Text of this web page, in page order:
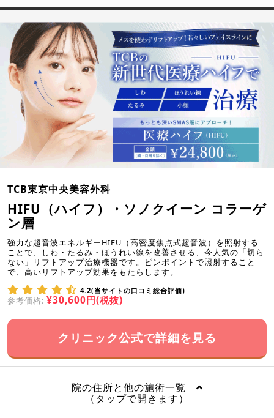
TCB東京中央美容外科
HIFU（ハイフ）・ソノクイーン コラーゲ
ン層
強力な超音波エネルギーHIFU（高密度焦点式超音波）を照射する
ことで、しわ・たるみ・ほうれい線を改善させる、今人気の「切ら
ない」リフトアップ治療機器です。ピンポイントで照射すること
で、高いリフトアップ効果をもたらします。
4.2(当サイトの口コミ総合評価)
参考価格: ¥30,600円(税抜)
クリニック公式で詳細を見る
院の住所と他の施術一覧
（タップで開きます）